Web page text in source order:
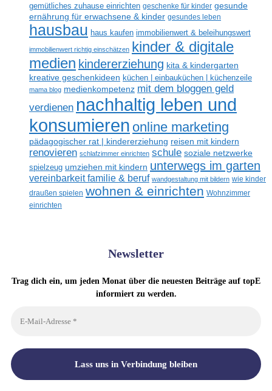
gemütliches zuhause einrichten geschenke für kinder gesunde
ernährung für erwachsene & kinder gesundes leben
hausbau haus kaufen immobilienwert & beleihungswert
immobilienwert richtig einschätzen kinder & digitale
medien kindererziehung kita & kindergarten
kreative geschenkideen küchen | einbauküchen | küchenzeile
mama blog medienkompetenz mit dem bloggen geld
verdienen nachhaltig leben und
konsumieren online marketing
pädagogischer rat | kindererziehung reisen mit kindern
renovieren schlafzimmer einrichten schule soziale netzwerke
spielzeug umziehen mit kindern unterwegs im garten
vereinbarkeit familie & beruf wandgestaltung mit bildern wie kinder
draußen spielen wohnen & einrichten Wohnzimmer
einrichten
Newsletter
Trag dich ein, um jeden Monat über die neuesten Beiträge auf topE
informiert zu werden.